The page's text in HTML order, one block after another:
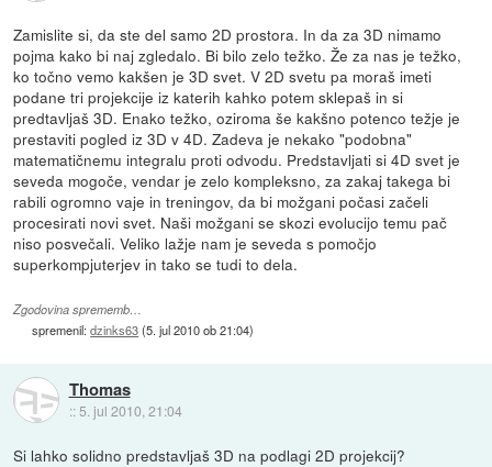
Zamislite si, da ste del samo 2D prostora. In da za 3D nimamo
pojma kako bi naj zgledalo. Bi bilo zelo težko. Že za nas je težko,
ko točno vemo kakšen je 3D svet. V 2D svetu pa moraš imeti
podane tri projekcije iz katerih kahko potem sklepaš in si
predtavljaš 3D. Enako težko, oziroma še kakšno potenco težje je
prestaviti pogled iz 3D v 4D. Zadeva je nekako "podobna"
matematičnemu integralu proti odvodu. Predstavljati si 4D svet je
seveda mogoče, vendar je zelo kompleksno, za zakaj takega bi
rabili ogromno vaje in treningov, da bi možgani počasi začeli
procesirati novi svet. Naši možgani se skozi evolucijo temu pač
niso posvečali. Veliko lažje nam je seveda s pomočjo
superkompjuterjev in tako se tudi to dela.
Zgodovina sprememb…
spremenil:dzinks63(5. jul 2010 ob 21:04)
Thomas
:: 5. jul 2010, 21:04
Si lahko solidno predstavljaš 3D na podlagi 2D projekcij?